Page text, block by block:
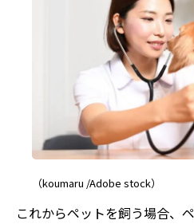
（koumaru /Adobe stock）
これからペットを飼う場合、